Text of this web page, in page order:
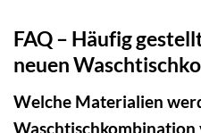
FAQ – Häufig
neuen
Welche Materialien
Waschtischkombination